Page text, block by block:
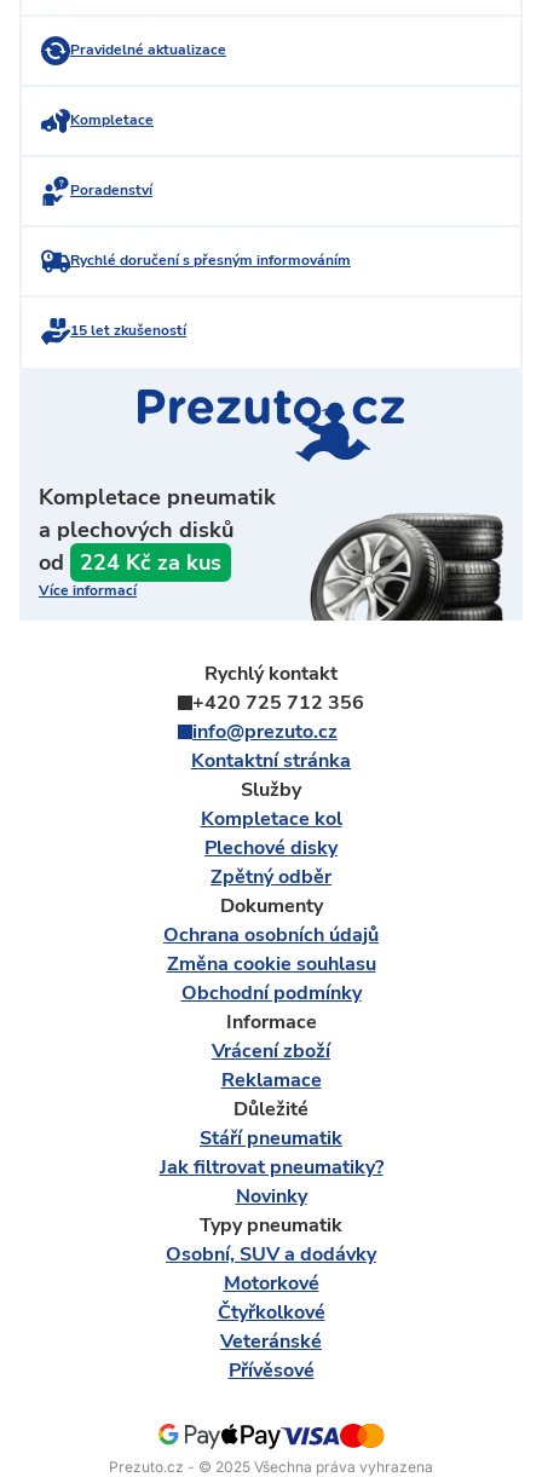
Pravidelné aktualizace
Kompletace
Poradenství
Rychlé doručení s přesným informováním
15 let zkušeností
Kompletace pneumatik
a plechových disků
od
224 Kč za kus
Více informací
Rychlý kontakt
+420 725 712 356
info@prezuto.cz
Kontaktní stránka
Služby
Kompletace kol
Plechové disky
Zpětný odběr
Dokumenty
Ochrana osobních údajů
Změna cookie souhlasu
Obchodní podmínky
Informace
Vrácení zboží
Reklamace
Důležité
Stáří pneumatik
Jak filtrovat pneumatiky?
Novinky
Typy pneumatik
Osobní, SUV a dodávky
Motorkové
Čtyřkolkové
Veteránské
Přívěsové
Prezuto.cz - © 2025 Všechna práva vyhrazena